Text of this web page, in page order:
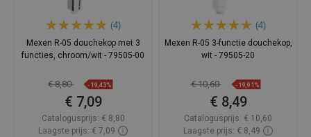
(4)
Mexen R-05 douchekop met 3
functies, chroom/wit - 79505-00
€ 8,80 -19,43%
€ 7,09
Catalogusprijs: € 8,80
Laagste prijs: € 7,09
(4)
Mexen R-05 3-functie douchekop,
wit - 79505-20
€ 10,60 -19,91%
€ 8,49
Catalogusprijs: € 10,60
Laagste prijs: € 8,49